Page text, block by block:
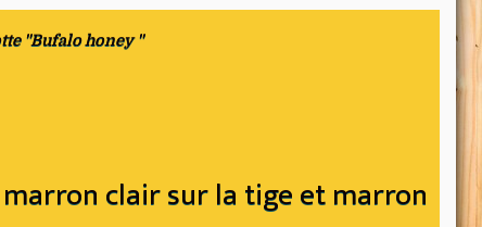
"Bufalo honey "
clair sur la tige et marron